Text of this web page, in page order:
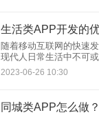
生活类APP开发的
随着移动互联网的快速
现代人日常生活中不可
旨在提供便捷、高效和
的生活品质。在这篇文
2023-06-26 10:30
同城类APP怎么做？